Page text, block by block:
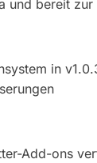
und bereit zur
in
Add-ons